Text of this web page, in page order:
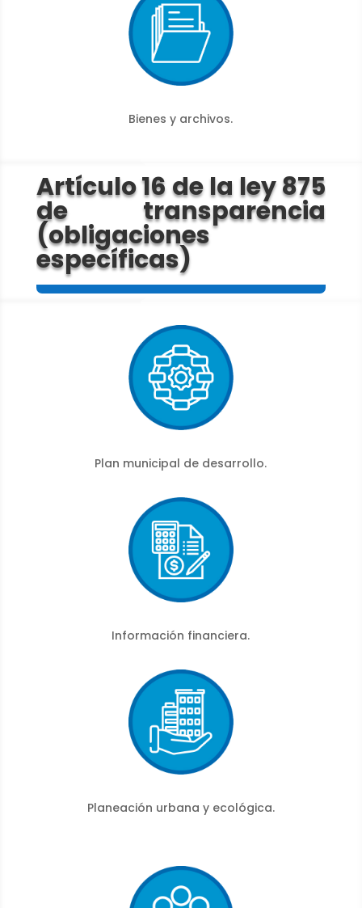
Bienes y archivos.
Artículo 16 de la ley 875
de transparencia
(obligaciones
específicas)
Plan municipal de desarrollo.
Información financiera.
Planeación urbana y ecológica.